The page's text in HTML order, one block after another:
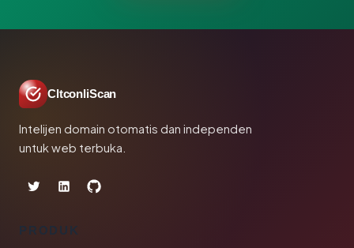
CltconliScan
Intelijen domain otomatis dan independen
untuk web terbuka.
PRODUK